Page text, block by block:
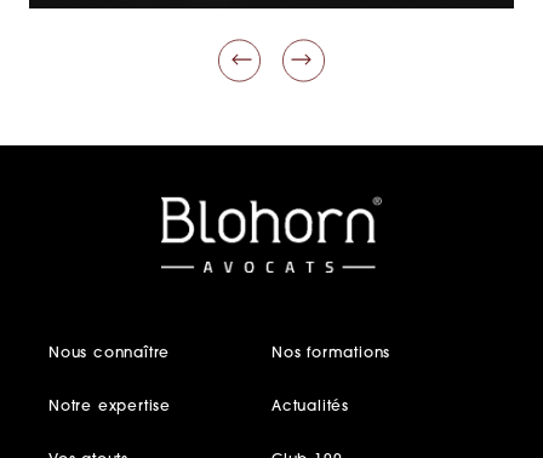
Nous connaître
Notre expertise
Nos formations
Actualités